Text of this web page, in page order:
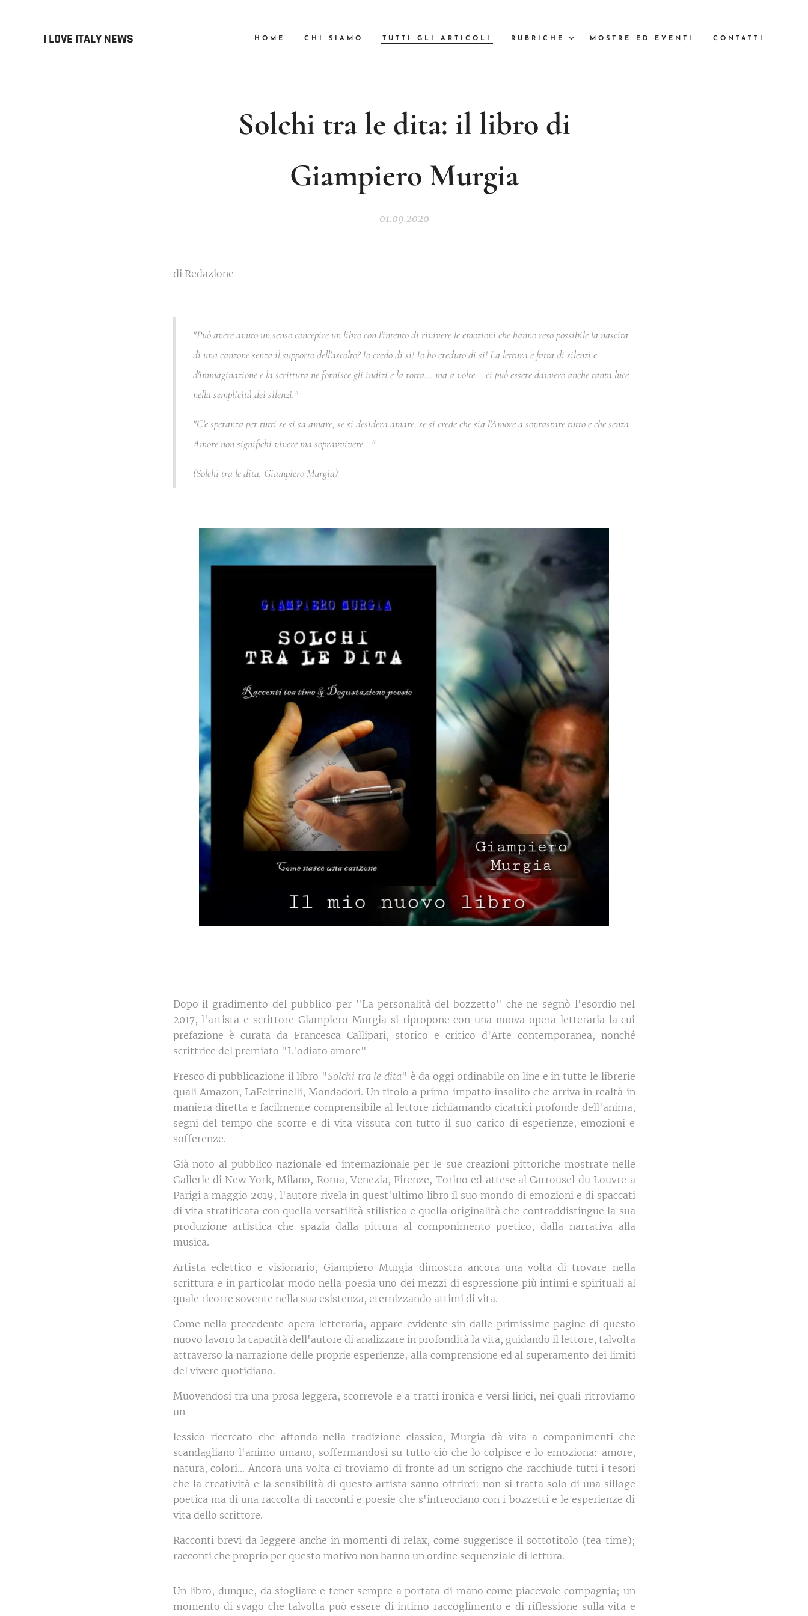
I LOVE ITALY NEWS HOME CHI SIAMO TUTTI GLI ARTICOLI RUBRICHE MOSTRE ED EVENTI CONTATTI
Solchi tra le dita: il libro di
Giampiero Murgia
01.09.2020
di Redazione
"Può avere avuto un senso concepire un libro con l'intento di rivivere le emozioni che hanno reso possibile la nascita
di una canzone senza il supporto dell'ascolto? Io credo di si! Io ho creduto di si! La lettura è fatta di silenzi e
d'immaginazione e la scrittura ne fornisce gli indizi e la rotta... ma a volte... ci può essere davvero anche tanta luce
nella semplicità dei silenzi."
"C'è speranza per tutti se si sa amare, se si desidera amare, se si crede che sia l'Amore a sovrastare tutto e che senza
Amore non significhi vivere ma sopravvivere..."
(Solchi tra le dita, Giampiero Murgia)
Dopo il gradimento del pubblico per "La personalità del bozzetto" che ne segnò l'esordio nel
2017, l'artista e scrittore Giampiero Murgia si ripropone con una nuova opera letteraria la cui
prefazione è curata da Francesca Callipari, storico e critico d'Arte contemporanea, nonché
scrittrice del premiato "L'odiato amore"
Fresco di pubblicazione il libro "Solchi tra le dita" è da oggi ordinabile on line e in tutte le librerie
quali Amazon, LaFeltrinelli, Mondadori. Un titolo a primo impatto insolito che arriva in realtà in
maniera diretta e facilmente comprensibile al lettore richiamando cicatrici profonde dell'anima,
segni del tempo che scorre e di vita vissuta con tutto il suo carico di esperienze, emozioni e
sofferenze.
Già noto al pubblico nazionale ed internazionale per le sue creazioni pittoriche mostrate nelle
Gallerie di New York, Milano, Roma, Venezia, Firenze, Torino ed attese al Carrousel du Louvre a
Parigi a maggio 2019, l'autore rivela in quest'ultimo libro il suo mondo di emozioni e di spaccati
di vita stratificata con quella versatilità stilistica e quella originalità che contraddistingue la sua
produzione artistica che spazia dalla pittura al componimento poetico, dalla narrativa alla
musica.
Artista eclettico e visionario, Giampiero Murgia dimostra ancora una volta di trovare nella
scrittura e in particolar modo nella poesia uno dei mezzi di espressione più intimi e spirituali al
quale ricorre sovente nella sua esistenza, eternizzando attimi di vita.
Come nella precedente opera letteraria, appare evidente sin dalle primissime pagine di questo
nuovo lavoro la capacità dell'autore di analizzare in profondità la vita, guidando il lettore, talvolta
attraverso la narrazione delle proprie esperienze, alla comprensione ed al superamento dei limiti
del vivere quotidiano.
Muovendosi tra una prosa leggera, scorrevole e a tratti ironica e versi lirici, nei quali ritroviamo
un
lessico ricercato che affonda nella tradizione classica, Murgia dà vita a componimenti che
scandagliano l'animo umano, soffermandosi su tutto ciò che lo colpisce e lo emoziona: amore,
natura, colori... Ancora una volta ci troviamo di fronte ad un scrigno che racchiude tutti i tesori
che la creatività e la sensibilità di questo artista sanno offrirci: non si tratta solo di una silloge
poetica ma di una raccolta di racconti e poesie che s'intrecciano con i bozzetti e le esperienze di
vita dello scrittore.
Racconti brevi da leggere anche in momenti di relax, come suggerisce il sottotitolo (tea time);
racconti che proprio per questo motivo non hanno un ordine sequenziale di lettura.
Un libro, dunque, da sfogliare e tener sempre a portata di mano come piacevole compagnia; un
momento di svago che talvolta può essere di intimo raccoglimento e di riflessione sulla vita e